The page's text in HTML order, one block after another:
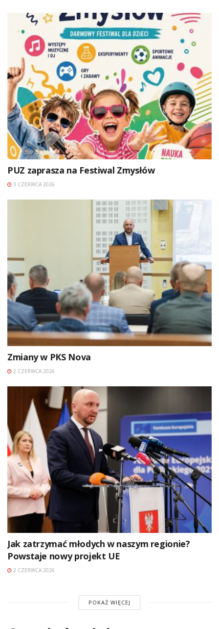
PUZ zaprasza na Festiwal Zmysłów
3 CZERWCA 2026
Zmiany w PKS Nova
2 CZERWCA 2026
Jak zatrzymać młodych w naszym regionie?
Powstaje nowy projekt UE
2 CZERWCA 2026
POKAŻ WIĘCEJ